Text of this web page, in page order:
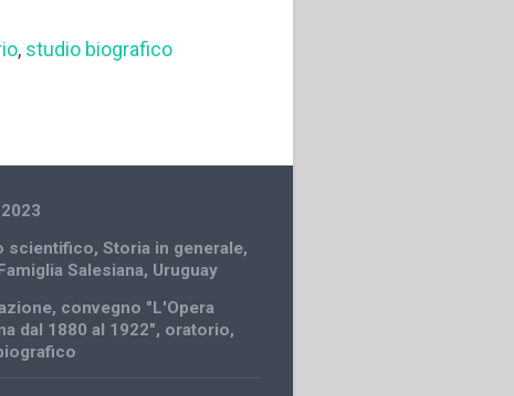
, studio biografico
scientifico,Storia in generale,
Salesiana, Uruguay
, convegno "L'Opera
dal 1880 al 1922", oratorio,